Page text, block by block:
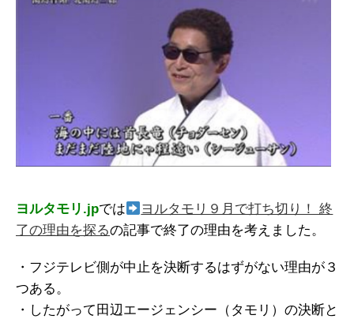
ヨルタモリ.jpでは
ヨルタモリ９月で打ち切り！ 終
了の理由を探るの記事で終了の理由を考えました。
・フジテレビ側が中止を決断するはずがない理由が３
つある。
・したがって田辺エージェンシー（タモリ）の決断と